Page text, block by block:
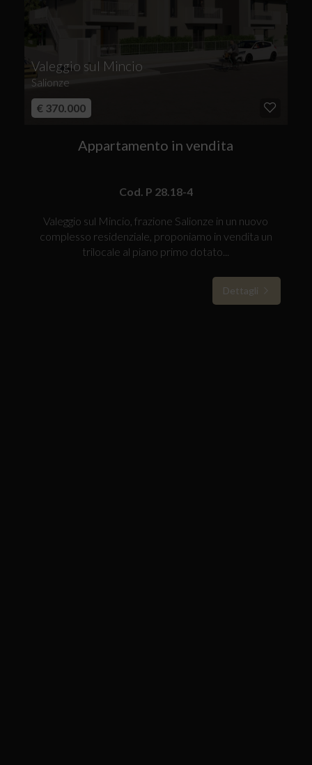
Valeggio sul Mincio
Salionze
€ 370.000
Appartamento in vendita
Cod. P 28.18-4
Valeggio sul Mincio, frazione Salionze in un nuovo
complesso residenziale, proponiamo in vendita un
trilocale al piano primo dotato...
Dettagli